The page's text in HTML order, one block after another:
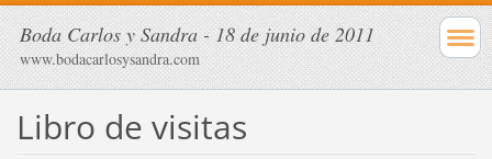
Boda Carlos y Sandra - 18 de junio de 2011
www.bodacarlosysandra.com
Libro de visitas